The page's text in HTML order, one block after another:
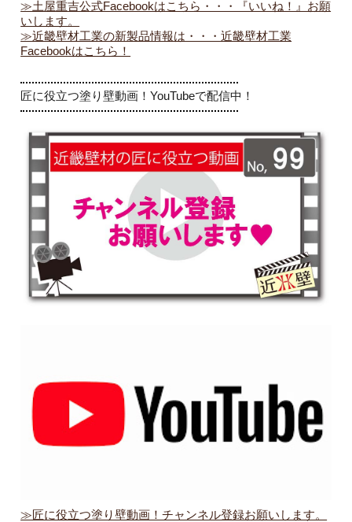
≫土屋重吉公式Facebookはこちら・・・『いいね！』お願
いします。
≫近畿壁材工業の新製品情報は・・・近畿壁材工業
Facebookはこちら！
匠に役立つ塗り壁動画！YouTubeで配信中！
≫匠に役立つ塗り壁動画！チャンネル登録お願いします。